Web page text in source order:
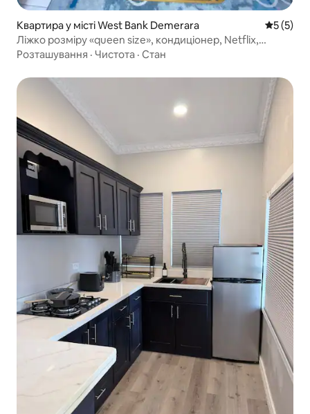
Квартира у місті West Bank Demerara Середня
5 (5)
Ліжко розміру «queen size», кондиціонер, Netflix,
5 хвилин до мосту Гарбор-Брідж
Розташування · Чистота · Стан